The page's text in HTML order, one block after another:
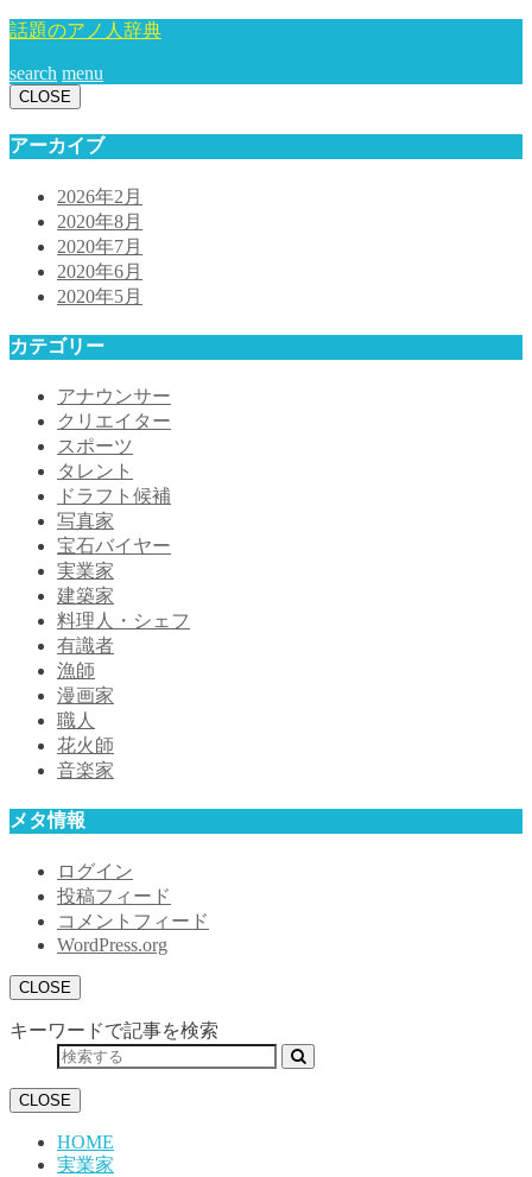
話題のアノ人辞典
search menu
CLOSE
アーカイブ
2026年2月
2020年8月
2020年7月
2020年6月
2020年5月
カテゴリー
アナウンサー
クリエイター
スポーツ
タレント
ドラフト候補
写真家
宝石バイヤー
実業家
建築家
料理人・シェフ
有識者
漁師
漫画家
職人
花火師
音楽家
メタ情報
ログイン
投稿フィード
コメントフィード
WordPress.org
CLOSE
キーワードで記事を検索
CLOSE
HOME
実業家